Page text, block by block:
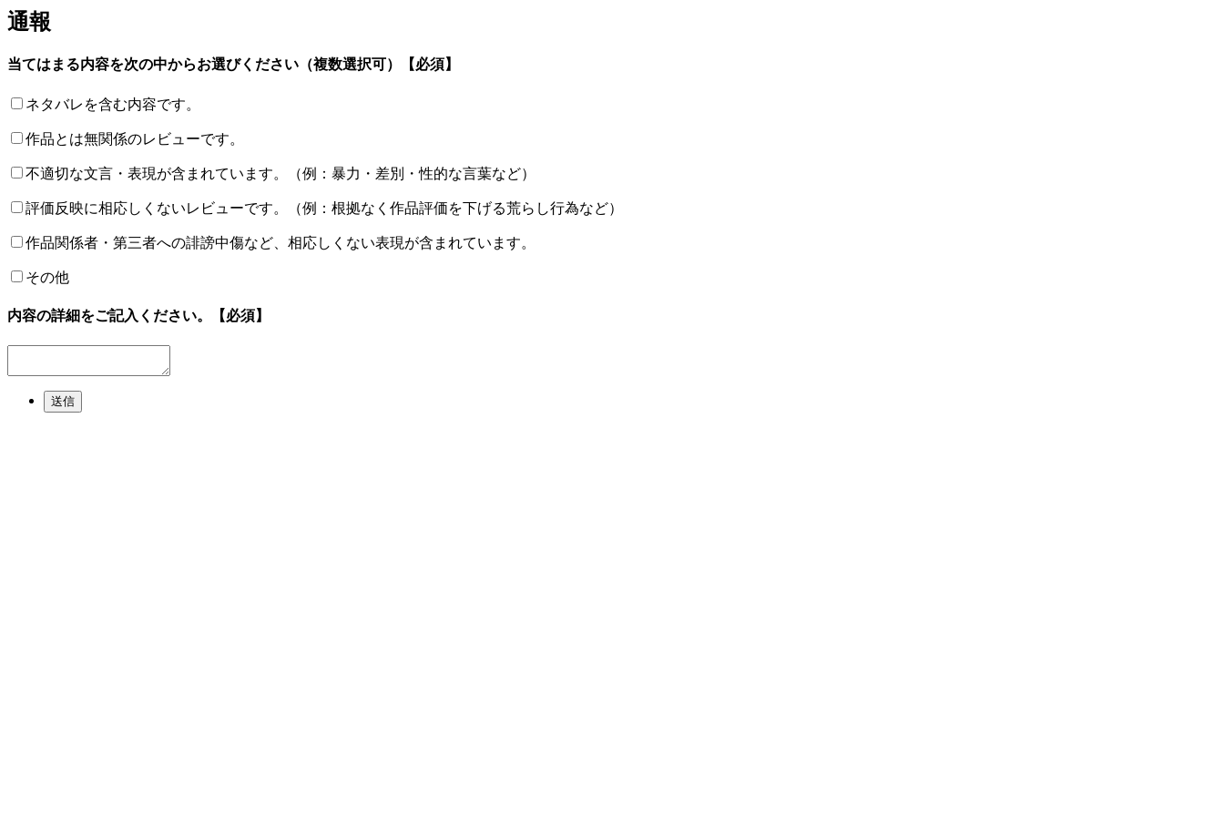
通報
当てはまる内容を次の中からお選びください（複数選択可） 【必須】
ネタバレを含む内容です。
作品とは無関係のレビューです。
不適切な文言・表現が含まれています。（例：暴力・差別・性的な言葉など）
評価反映に相応しくないレビューです。（例：根拠なく作品評価を下げる荒らし行為など）
作品関係者・第三者への誹謗中傷など、相応しくない表現が含まれています。
その他
内容の詳細をご記入ください。 【必須】
送信